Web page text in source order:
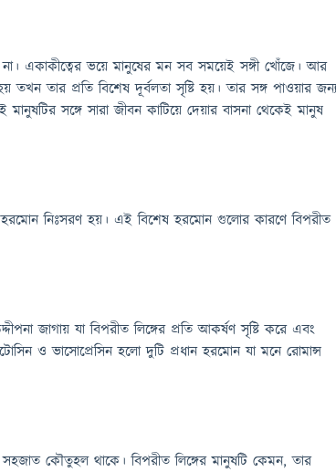
একাকীত্বের ভয়ে মানুষের মন সব সময়েই সঙ্গী খোঁজে। আর
তার প্রতি বিশেষ দূর্বলতা সৃষ্টি হয়। তার সঙ্গ পাওয়ার
সঙ্গে সারা জীবন কাটিয়ে দেয়ার বাসনা থেকেই মানুষ
হরমোন নিঃসরণ হয়। এই বিশেষ হরমোন গুলোর কারণে বিপরীত
জাগায় যা বিপরীত লিঙ্গের প্রতি আকর্ষণ সৃষ্টি করে এবং
ও ভাসোপ্রেসিন হলো দুটি প্রধান হরমোন যা মনে রোমান্স
সহজাত কৌতুহল থাকে। বিপরীত লিঙ্গের মানুষটি কেমন, তার